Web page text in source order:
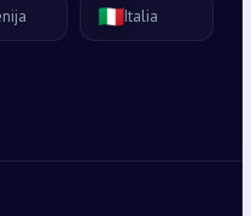
🇮🇹Italia